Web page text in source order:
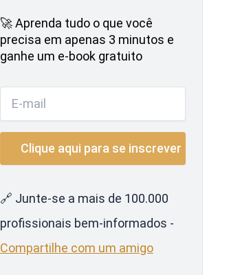
🚀 Aprenda tudo o que você
precisa em apenas 3 minutos e
ganhe um e-book gratuito
🔗 Junte-se a mais de 100.000
profissionais bem-informados -
Compartilhe com um amigo